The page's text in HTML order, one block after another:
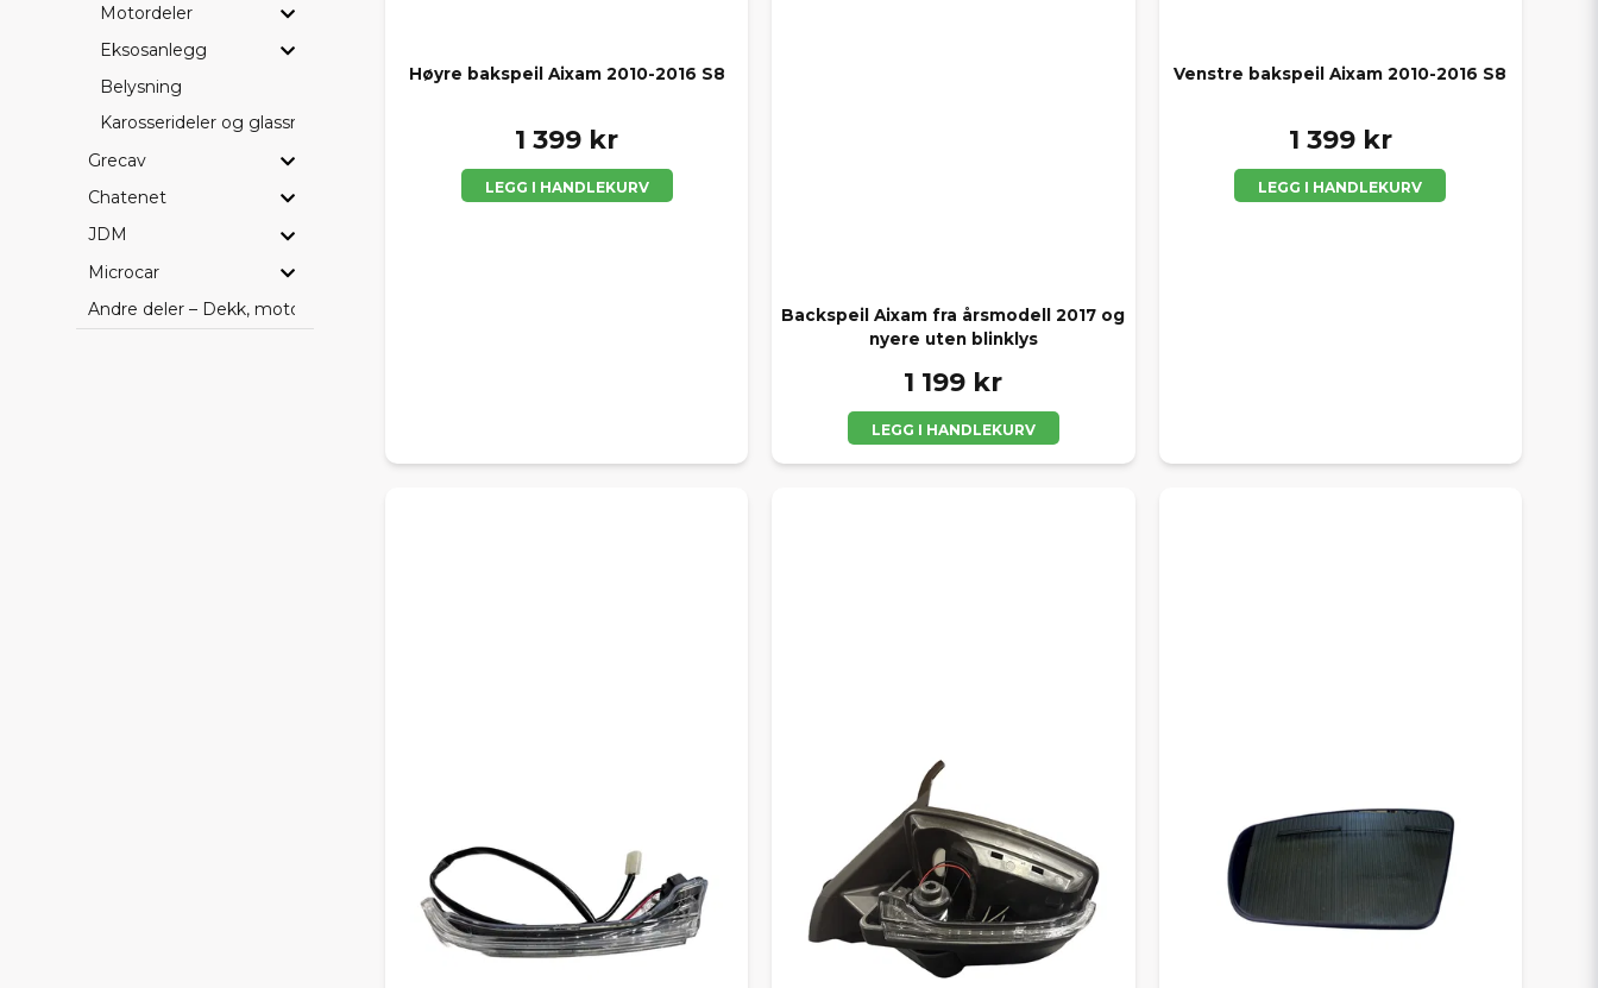
Motordeler
Eksosanlegg
Belysning
Karosserideler og glassruter
Grecav
Chatenet
JDM
Microcar
Andre deler – Dekk, motorer, batteri og bilpleie
Høyre bakspeil Aixam 2010-2016 S8
1 399 kr
LEGG I HANDLEKURV
Backspeil Aixam fra årsmodell 2017 og
nyere uten blinklys
1 199 kr
LEGG I HANDLEKURV
Venstre bakspeil Aixam 2010-2016 S8
1 399 kr
LEGG I HANDLEKURV